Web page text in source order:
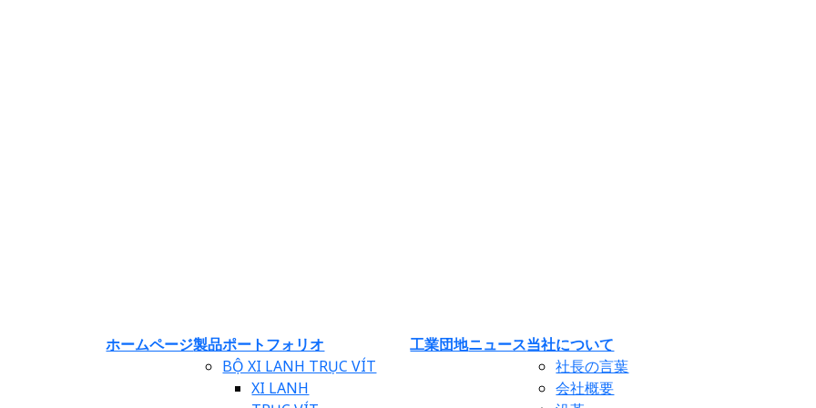
ホームページ製品ポートフォリオ
BỘ XI LANH TRỤC VÍT
XI LANH
工業団地ニュース当社について
社長の言葉
会社概要